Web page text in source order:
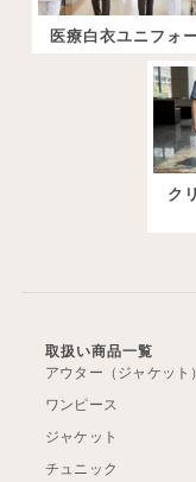
医療白衣ユニフォ
ク
取扱い商品一覧
アウター（ジャケット）
ワンピース
ジャケット
チュニック